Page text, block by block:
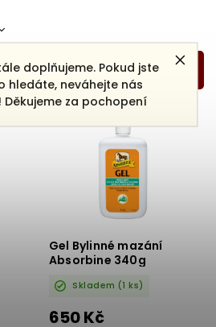
doplňujeme. Pokud jste
hledáte, neváhejte nás
za pochopení
Gel Bylinné mazání
Absorbine 340g
Skladem (1 ks)
650 Kč